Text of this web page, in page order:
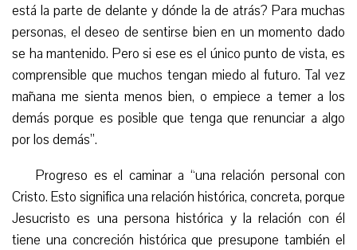
está la parte de delante y dónde la de atrás? Para muchas
personas, el deseo de sentirse bien en un momento dado
se ha mantenido. Pero si ese es el único punto de vista, es
comprensible que muchos tengan miedo al futuro. Tal vez
mañana me sienta menos bien, o empiece a temer a los
demás porque es posible que tenga que renunciar a algo
por los demás”.
Progreso es el caminar a “una relación personal con
Cristo. Esto significa una relación histórica, concreta, porque
Jesucristo es una persona histórica y la relación con él
tiene una concreción histórica que presupone también el